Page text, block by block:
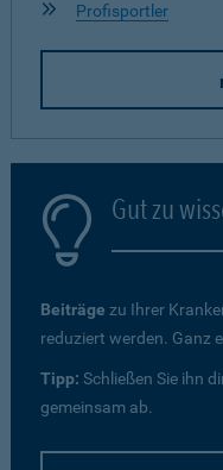
Profisportler
Gut zu
Beiträge zu Ihrer
reduziert werden. Ganz
Tipp: Schließen Sie ihn
gemeinsam ab.